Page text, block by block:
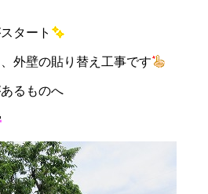
タート
外壁の貼り替え工事です
るものへ